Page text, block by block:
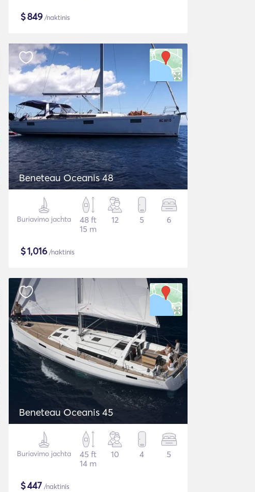
$849/naktinis
Beneteau Oceanis 48
Buriavimo jachta
48 ft
15 m
12 5 6
$1,016/naktinis
Beneteau Oceanis 45
Buriavimo jachta
45 ft
14 m
10 4 5
$447 /naktinis